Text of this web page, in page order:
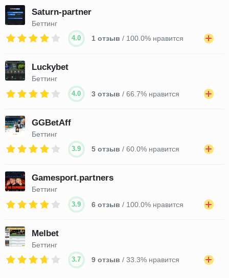
Saturn-partner
Беттинг
4.0 1 отзыв / 100.0% нравится
Luckybet
Беттинг
4.0 3 отзыв / 66.7% нравится
GGBetAff
Беттинг
3.9 5 отзыв / 60.0% нравится
Gamesport.partners
Беттинг
3.9 6 отзыв / 100.0% нравится
Melbet
Беттинг
3.7 9 отзыв / 33.3% нравится